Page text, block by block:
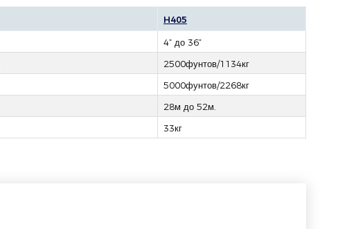
H405
4” до 36”
2500фунтов/1134кг
5000фунтов/2268кг
28м до 52м.
33кг